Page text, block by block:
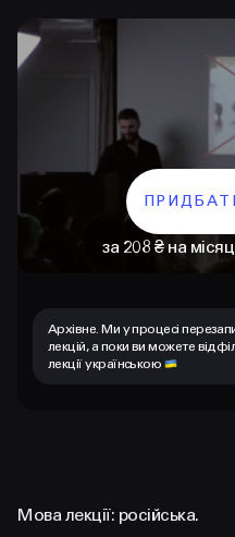
вийти
КОНТАКТИ
Архівне. Ми у процесі
лекцій, а поки ви можете
лекції українською
за 208 ₴ на
Мова лекції: російська.